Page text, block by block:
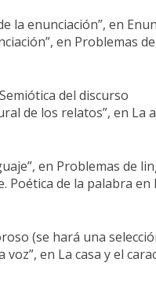
la enunciación”, en
en Problemas
del discurso
de los relatos”, en La
en Problemas de
Poética de la palabra
(se hará una
voz”, en La casa y el